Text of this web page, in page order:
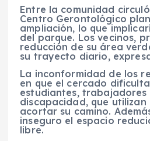
Entre la comunidad
Centro Gerontológico
ampliación, lo que
del parque. Los vecinos,
reducción de su área
su trayecto diario,
La inconformidad de los
en que el cercado
estudiantes, trabajadores
discapacidad, que
acortar su camino.
inseguro el espacio
libre.